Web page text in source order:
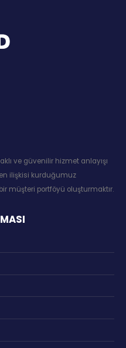
ve güvenilir hizmet anlayışı
ilişkisi kurduğumuz
müşteri portföyü oluşturmaktır.